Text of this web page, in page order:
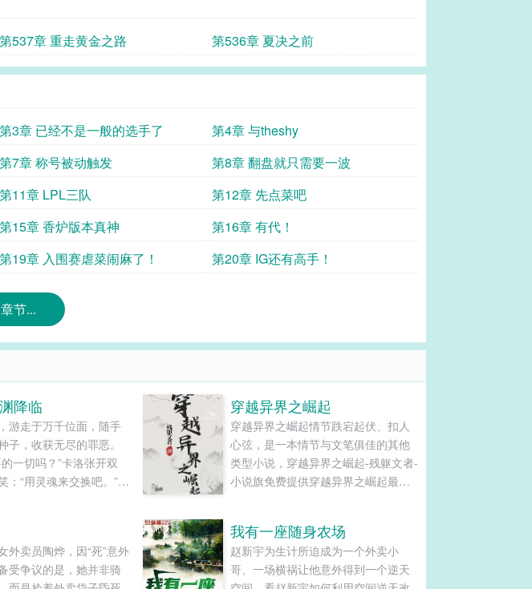
第537章 重走黄金之路 第536章 夏决之前
第3章 已经不是一般的选手了
第4章 与theshy
第7章 称号被动触发
第8章 翻盘就只需要一波
第11章 LPL三队
第12章 先点菜吧
第15章 香炉版本真神
第16章 有代！
第19章 入围赛虐菜闹麻了！ 第20章 IG还有高手！
节...
降临
游走于万千位面，随手
子，收获无尽的罪恶。
一切吗？”卡洛张开双
：“用灵魂来交换吧。”
：6-1-2-2-1-0-4-7-7，
书籍《诸天之深渊降
灯的瞎子...
穿越异界之崛起
穿越异界之崛起情节跌宕起伏、扣人
心弦，是一本情节与文笔俱佳的其他
类型小说，穿越异界之崛起-残躯文者-
小说旗免费提供穿越异界之崛起最新
外卖员陶烨，因“死”意外
受争议的是，她并非骑
我有一座随身农场
赵新宇为生计所迫成为一个外卖小
哥、一场横祸让他意外得到一个逆天